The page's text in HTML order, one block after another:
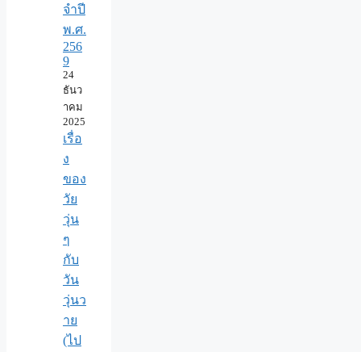
จำปี
พ.ศ.​
256
9
24
ธันว
าคม
2025
เรื่อ
ง
ของ
วัย
วุ่น
ๆ
กับ
วัน
วุ่นว
าย
(ไป